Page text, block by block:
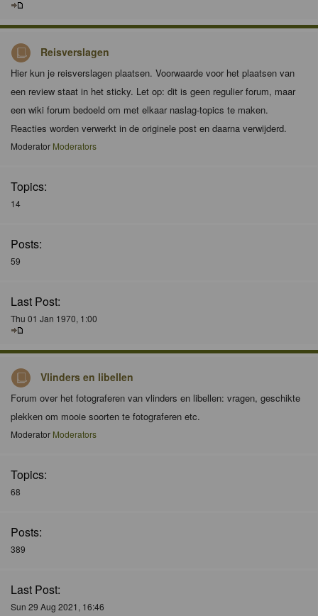
Reisverslagen
Hier kun je reisverslagen plaatsen. Voorwaarde voor het plaatsen van
een review staat in het sticky. Let op: dit is geen regulier forum, maar
een wiki forum bedoeld om met elkaar naslag-topics te maken.
Reacties worden verwerkt in de originele post en daarna verwijderd.
Moderator Moderators
Topics:
14
Posts:
59
Last Post:
Thu 01 Jan 1970, 1:00
Vlinders en libellen
Forum over het fotograferen van vlinders en libellen: vragen, geschikte
plekken om mooie soorten te fotograferen etc.
Moderator Moderators
Topics:
68
Posts:
389
Last Post:
Sun 29 Aug 2021, 16:46